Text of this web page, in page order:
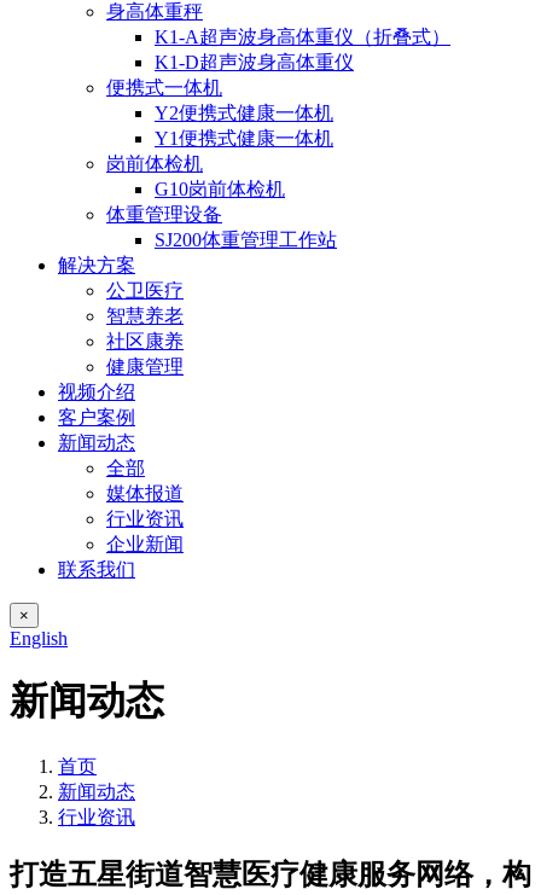
身高体重秤
K1-A超声波身高体重仪（折叠式）
K1-D超声波身高体重仪
便携式一体机
Y2便携式健康一体机
Y1便携式健康一体机
岗前体检机
G10岗前体检机
体重管理设备
SJ200体重管理工作站
解决方案
公卫医疗
智慧养老
社区康养
健康管理
视频介绍
客户案例
新闻动态
全部
媒体报道
行业资讯
企业新闻
联系我们
×
English
新闻动态
首页
新闻动态
行业资讯
打造五星街道智慧医疗健康服务网络，构